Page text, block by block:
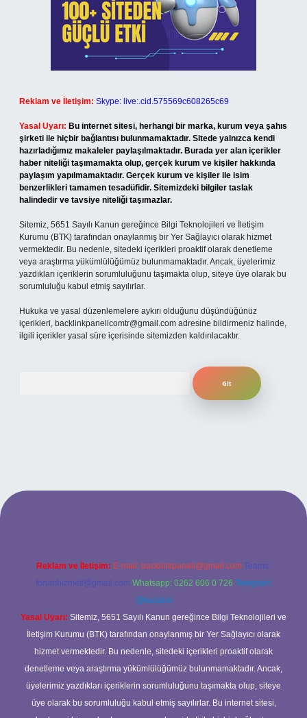
Reklam ve İletişim: Skype: live:.cid.575569c608265c69
Yasal Uyarı: Bu internet sitesi, herhangi bir marka, kurum veya şahıs
şirketi ile hiçbir bağlantısı bulunmamaktadır. Sitede yalnızca kendi
hazırladığımız makaleler paylaşılmaktadır. Burada yer alan içerikler
haber niteliği taşımamakta olup, gerçek kurum ve kişiler hakkında
paylaşım yapılmamaktadır. Gerçek kurum ve kişiler ile isim
benzerlikleri tamamen tesadüfidir. Sitemizdeki bilgiler taslak
halindedir ve tavsiye niteliği taşımazlar.
Sitemiz, 5651 Sayılı Kanun gereğince Bilgi Teknolojileri ve İletişim
Kurumu (BTK) tarafından onaylanmış bir Yer Sağlayıcı olarak hizmet
vermektedir. Bu nedenle, sitedeki içerikleri proaktif olarak denetleme
veya araştırma yükümlülüğümüz bulunmamaktadır. Ancak, üyelerimiz
yazdıkları içeriklerin sorumluluğunu taşımakta olup, siteye üye olarak bu
sorumluluğu kabul etmiş sayılırlar.
Hukuka ve yasal düzenlemelere aykırı olduğunu düşündüğünüz
içerikleri, backlinkpanelicomtr@gmail.com adresine bildirmeniz halinde,
ilgili içerikler yasal süre içerisinde sitemizden kaldırılacaktır.
giriş
Reklam ve İletişim: E-mail: backlinkpaneli@gmail.com Teams:
forumhizmeti@gmail.com Whatsapp: 0262 606 0 726 Telegram:
@karabul
Yasal Uyarı: Sitemiz, 5651 Sayılı Kanun gereğince Bilgi Teknolojileri ve
İletişim Kurumu (BTK) tarafından onaylanmış bir Yer Sağlayıcı olarak
hizmet vermektedir. Bu nedenle, sitedeki içerikleri proaktif olarak
denetleme veya araştırma yükümlülüğümüz bulunmamaktadır. Ancak,
üyelerimiz yazdıkları içeriklerin sorumluluğunu taşımakta olup, siteye
üye olarak bu sorumluluğu kabul etmiş sayılırlar. Bu internet sitesi,